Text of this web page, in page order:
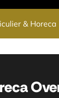
& Horeca